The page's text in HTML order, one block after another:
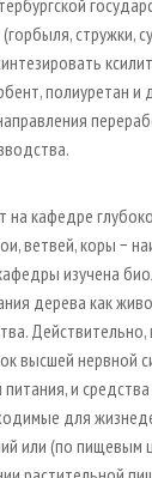
стружки,
полиуретан
на кафедре
ветвей, коры −
изучена
дерева как
высшей нервной
и
для
или (по